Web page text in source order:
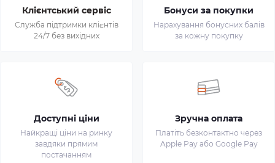
Клієнтський сервіс
Служба підтримки клієнтів
24/7 без вихідних
Бонуси за покупки
Нарахування бонусних балів
за кожну покупку
Доступні ціни
Найкращі ціни на ринку
завдяки прямим
постачанням
Зручна оплата
Платіть безконтактно через
Apple Pay або Google Pay